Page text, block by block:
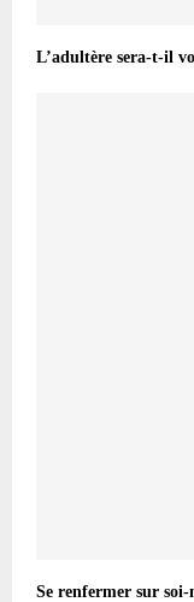
L’adultère sera-t-il
Se renfermer sur